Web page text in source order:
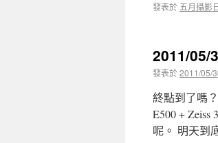
發表於 五月攝影
2011/05/
發表於2011/05/
終點到了嗎
E500 +
呢。 明天到